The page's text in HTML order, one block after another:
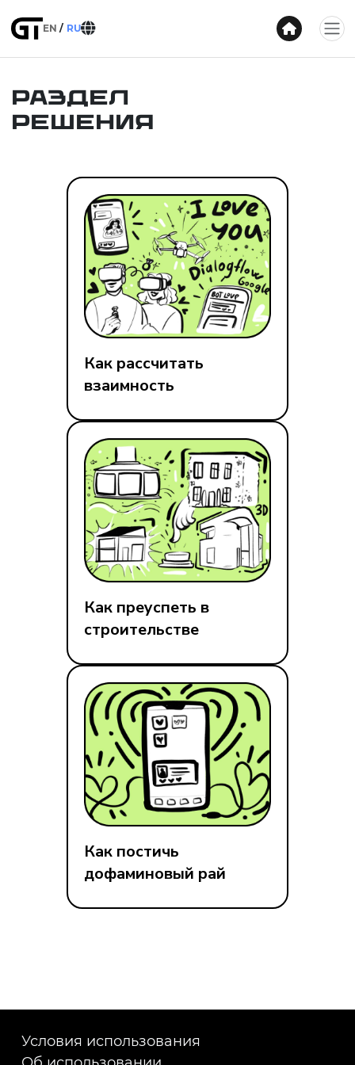
EN RU
Раздел
Решения
Как рассчитать
взаимность
Как преуспеть в
строительстве
Как постичь
дофаминовый рай
Условия использования